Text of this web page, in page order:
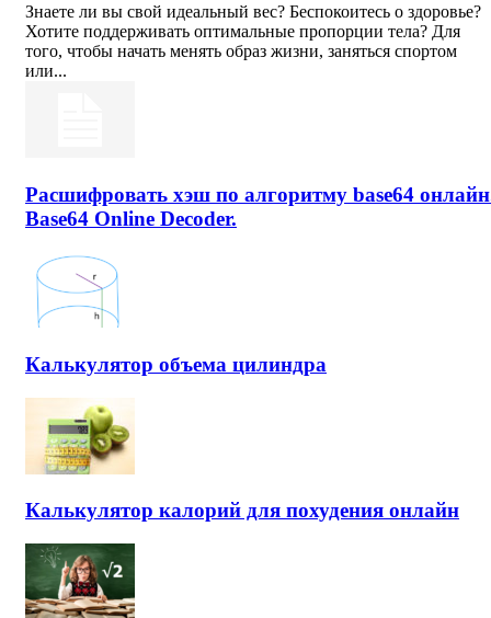
Знаете ли вы свой идеальный вес? Беспокоитесь о здоровье?
Хотите поддерживать оптимальные пропорции тела? Для
того, чтобы начать менять образ жизни, заняться спортом
или...
Расшифровать хэш по алгоритму base64
Base64 Online Decoder.
Калькулятор объема цилиндра
Калькулятор калорий для похудения онлайн